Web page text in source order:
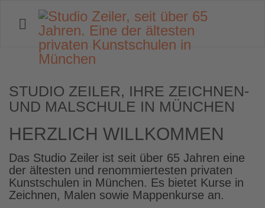
Ihre Kunstkurse / Mappenkurse in
München
STUDIO ZEILER, IHRE ZEICHNEN-
UND MALSCHULE IN MÜNCHEN
HERZLICH WILLKOMMEN
Das Studio Zeiler ist seit über 65 Jahren eine
der ältesten und renommier­testen privaten
Kunstschulen in München. Es bietet Kurse in
Zeichnen, Malen sowie Mappenkurse an.